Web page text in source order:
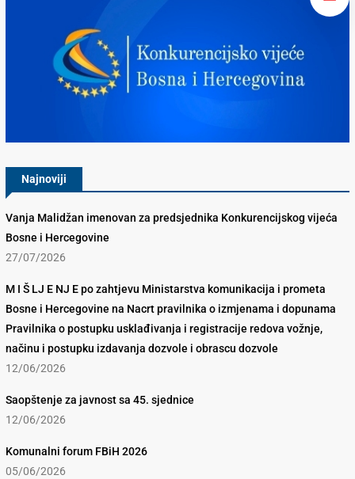
Najnoviji
Vanja Malidžan imenovan za predsjednika Konkurencijskog vijeća
Bosne i Hercegovine
27/07/2026
M I Š LJ E NJ E po zahtjevu Ministarstva komunikacija i prometa
Bosne i Hercegovine na Nacrt pravilnika o izmjenama i dopunama
Pravilnika o postupku usklađivanja i registracije redova vožnje,
načinu i postupku izdavanja dozvole i obrascu dozvole
12/06/2026
Saopštenje za javnost sa 45. sjednice
12/06/2026
Komunalni forum FBiH 2026
05/06/2026